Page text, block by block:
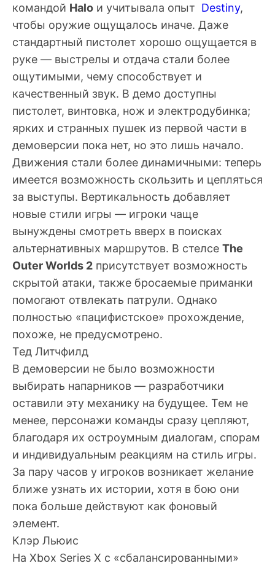
командой Halo и учитывала опыт Destiny,
чтобы оружие ощущалось иначе. Даже
стандартный пистолет хорошо ощущается в
руке — выстрелы и отдача стали более
ощутимыми, чему способствует и
качественный звук. В демо доступны
пистолет, винтовка, нож и электродубинка;
ярких и странных пушек из первой части в
демоверсии пока нет, но это лишь начало.
Движения стали более динамичными: теперь
имеется возможность скользить и цепляться
за выступы. Вертикальность добавляет
новые стили игры — игроки чаще
вынуждены смотреть вверх в поисках
альтернативных маршрутов. В стелсе The
Outer Worlds 2 присутствует возможность
скрытой атаки, также бросаемые приманки
помогают отвлекать патрули. Однако
полностью «пацифистское» прохождение,
похоже, не предусмотрено.
Тед Литчфилд
В демоверсии не было возможности
выбирать напарников — разработчики
оставили эту механику на будущее. Тем не
менее, персонажи команды сразу цепляют,
благодаря их остроумным диалогам, спорам
и индивидуальным реакциям на стиль игры.
За пару часов у игроков возникает желание
ближе узнать их истории, хотя в бою они
пока больше действуют как фоновый
элемент.
Клэр Льюис
На Xbox Series X с «сбалансированными»